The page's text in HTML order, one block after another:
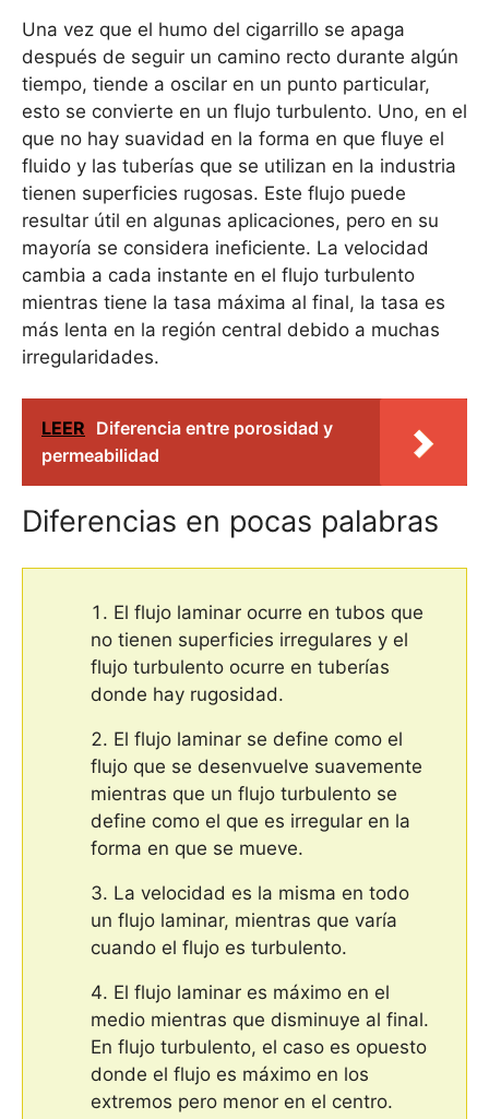
Una vez que el humo del cigarrillo se apaga
después de seguir un camino recto durante algún
tiempo, tiende a oscilar en un punto particular,
esto se convierte en un flujo turbulento. Uno, en el
que no hay suavidad en la forma en que fluye el
fluido y las tuberías que se utilizan en la industria
tienen superficies rugosas. Este flujo puede
resultar útil en algunas aplicaciones, pero en su
mayoría se considera ineficiente. La velocidad
cambia a cada instante en el flujo turbulento
mientras tiene la tasa máxima al final, la tasa es
más lenta en la región central debido a muchas
irregularidades.
LEER Diferencia entre porosidad y
permeabilidad
Diferencias en pocas palabras
El flujo laminar ocurre en tubos que
no tienen superficies irregulares y el
flujo turbulento ocurre en tuberías
donde hay rugosidad.
El flujo laminar se define como el
flujo que se desenvuelve suavemente
mientras que un flujo turbulento se
define como el que es irregular en la
forma en que se mueve.
La velocidad es la misma en todo
un flujo laminar, mientras que varía
cuando el flujo es turbulento.
El flujo laminar es máximo en el
medio mientras que disminuye al final.
En flujo turbulento, el caso es opuesto
donde el flujo es máximo en los
extremos pero menor en el centro.